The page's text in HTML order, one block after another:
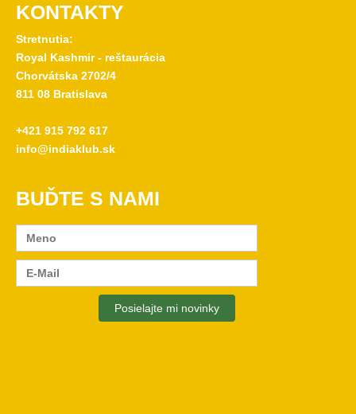
KONTAKTY
Stretnutia:
Royal Kashmir - reštaurácia
Chorvátska 2702/4
811 08 Bratislava
+421 915 792 617
info@indiaklub.sk
BUĎTE S NAMI